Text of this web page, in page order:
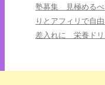
塾募集 見極める
りとアフィリで自
差入れに 栄養ド